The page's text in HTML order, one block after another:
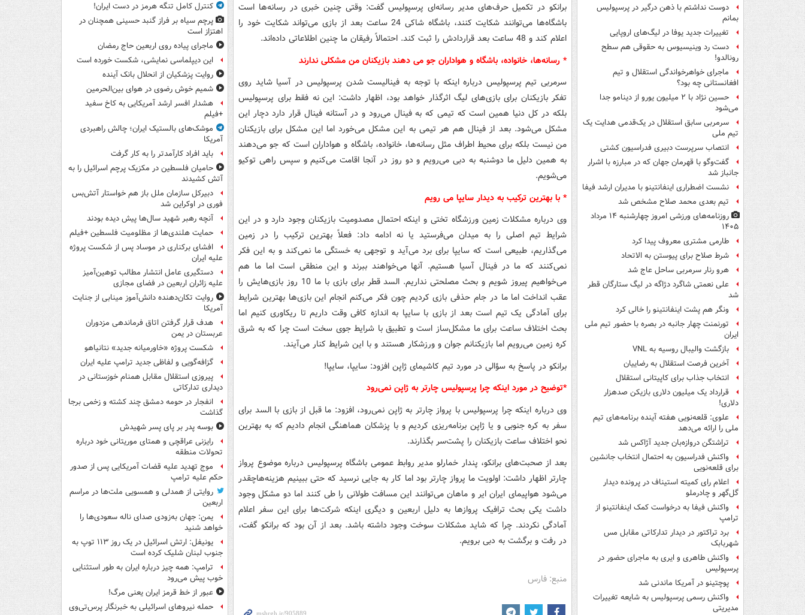
دوست نداشتم با ذهن درگیر در پرسپولیس
بمانم
تغییرات جدید یوفا در لیگ‌های اروپایی
دست رد وینیسیوس به حقوقی هم سطح
رونالدو!
ماجرای خواهرخواندگی استقلال و تیم
افغانستانی چه بود؟
حسین نژاد با ۲ میلیون یورو از دینامو جدا
می‌شود
سرمربی سابق استقلال در یک‌قدمی هدایت یک
تیم ملی
انتصاب سرپرست دبیری فدراسیون کشتی
گفت‌وگو با قهرمان جهان که در مبارزه با اشرار
جانباز شد
نشست اضطراری اینفانتینو با مدیران ارشد فیفا
تیم بعدی محمد صلاح مشخص شد
روزنامه‌های ورزشی امروز چهارشنبه ۱۴ مرداد
۱۴۰۵
طارمی مشتری معروف پیدا کرد
شرط صلاح برای پیوستن به الاتحاد
هرو رنار سرمربی ساحل عاج شد
علی نعمتی شاگرد دژاگه در لیگ ستارگان قطر
شد
ونگر هم پشت اینفانتینو را خالی کرد
تورنمنت چهار جانبه در بصره با حضور تیم ملی
ایران
بازگشت والیبال روسیه به VNL
آخرین فرصت استقلال به رضاییان
انتخاب جذاب برای کاپیتانی استقلال
قرارداد یک میلیون دلاری بازیکن صدهزار
دلاری!
علوی: قلعه‌نویی هفته آینده برنامه‌های تیم
ملی را ارائه می‌دهد
تراِشتگن دروازه‌بان جدید آژاکس شد
واکنش فدراسیون به احتمال انتخاب جانشین
برای قلعه‌نویی
اعلام رای کمیته استیناف در پرونده دیدار
گل‌گهر و چادرملو
واکنش فیفا به درخواست کمک اینفانتینو از
ترامپ
برد تراکتور در دیدار تدارکاتی مقابل مس
شهربابک
واکنش طاهری و ایری به ماجرای حضور در
پرسپولیس
پوچتینو در آمریکا ماندنی شد
واکنش رسمی پرسپولیس به شایعه تغییرات
مدیریتی
برانکو در تکمیل حرف‌های مدیر رسانه‌ای پرسپولیس گفت: وقتی چنین خبری در رسانه‌ها است
باشگاه‌ها می‌توانند شکایت کنند، باشگاه شاکی 24 ساعت بعد از بازی می‌تواند شکایت خود را
اعلام کند و 48 ساعت بعد قراردادش را ثبت کند. احتمالاً رفیقان ما چنین اطلاعاتی داده‌اند.
* رسانه‌ها، خانواده، باشگاه و هواداران جو می دهند بازیکنان من مشکلی ندارند
سرمربی تیم پرسپولیس درباره اینکه با توجه به فینالیست شدن پرسپولیس در آسیا شاید روی
تفکر بازیکنان برای بازی‌های لیگ اثرگذار خواهد بود، اظهار داشت: این نه فقط برای پرسپولیس
بلکه در کل دنیا همین است که تیمی که به فینال می‌رود و در آستانه فینال قرار دارد دچار این
مشکل می‌شود. بعد از فینال هم هر تیمی به این مشکل می‌خورد اما این مشکل برای بازیکنان
من نیست بلکه برای محیط اطراف مثل رسانه‌ها، خانواده، باشگاه و هواداران است که جو می‌دهند
به همین دلیل ما دوشنبه به دبی می‌رویم و دو روز در آنجا اقامت می‌کنیم و سپس راهی توکیو
می‌شویم.
* با بهترین ترکیب به دیدار سایپا می رویم
وی درباره مشکلات زمین ورزشگاه تختی و اینکه احتمال مصدومیت بازیکنان وجود دارد و در این
شرایط تیم اصلی را به میدان می‌فرستید یا نه ادامه داد: فعلاً بهترین ترکیب را در زمین
می‌گذاریم، طبیعی است که سایپا برای برد می‌آید و توجهی به خستگی ما نمی‌کند و به این فکر
نمی‌کنند که ما در فینال آسیا هستیم. آنها می‌خواهند ببرند و این منطقی است اما ما هم
می‌خواهیم پیروز شویم و بحث مصلحتی نداریم. السد قطر برای بازی با ما 10 روز بازی‌هایش را
عقب انداخت اما ما در جام حذفی بازی کردیم چون فکر می‌کنم انجام این بازی‌ها بهترین شرایط
برای آمادگی یک تیم است بعد از بازی با سایپا به اندازه کافی وقت داریم تا ریکاوری کنیم اما
بحث اختلاف ساعت برای ما مشکل‌ساز است و تطبیق با شرایط جوی سخت است چرا که به شرق
کره زمین می‌رویم اما بازیکنانم جوان و ورزشکار هستند و با این شرایط کنار می‌آیند.
برانکو در پاسخ به سؤالی در مورد تیم کاشیمای ژاپن افزود: سایپا، سایپا!
*توضیح در مورد اینکه چرا پرسپولیس چارتر به ژاپن نمی‌رود
وی درباره اینکه چرا پرسپولیس با پرواز چارتر به ژاپن نمی‌رود، افزود: ما قبل از بازی با السد برای
سفر به کره جنوبی و یا ژاپن برنامه‌ریزی کردیم و با پزشکان هماهنگی انجام دادیم که به بهترین
نحو اختلاف ساعت بازیکنان را پشت‌سر بگذارند.
بعد از صحبت‌های برانکو، پندار خمارلو مدیر روابط عمومی باشگاه پرسپولیس درباره موضوع پرواز
چارتر اظهار داشت: اولویت ما پرواز چارتر بود اما کار به جایی نرسید که حتی ببینیم هزینه‌هاچقدر
می‌شود هواپیمای ایران ایر و ماهان می‌توانند این مسافت طولانی را طی کنند اما دو مشکل وجود
داشت یکی بحث ترافیک پروازها به دلیل اربعین و دیگری اینکه شرکت‌ها برای این سفر اعلام
آمادگی نکردند. چرا که شاید مشکلات سوخت وجود داشته باشد. بعد از آن بود که برانکو گفت،
در رفت و برگشت به دبی برویم.
منبع: فارس
کنترل کامل تنگه هرمز در دست ایران!
پرچم سیاه بر فراز گنبد حسینی همچنان در
اهتزاز است
ماجرای پیاده روی اربعین حاج رمضان
این دیپلماسی نمایشی، شکست خورده است
روایت پزشکیان از انحلال بانک آینده
شمیم خوش رضوی در هوای بین‌الحرمین
هشدار افسر ارشد آمریکایی به کاخ سفید
+فیلم
موشک‌های بالستیک ایران؛ چالش راهبردی
آمریکا
باید افراد کارآمدتر را به کار گرفت
حامیان فلسطین در مکزیک پرچم اسرائیل را به
آتش کشیدند
دبیرکل سازمان ملل باز هم خواستار آتش‌بس
فوری در اوکراین شد
آنچه رهبر شهید سال‌ها پیش دیده بودند
حمایت هلندی‌ها از مظلومیت فلسطین +فیلم
افشای برکناری در موساد پس از شکست پروژه
علیه ایران
دستگیری عامل انتشار مطالب توهین‌آمیز
علیه زائران اربعین در فضای مجازی
روایت تکان‌دهنده دانش‌آموز مینابی از جنایت
آمریکا
هدف قرار گرفتن اتاق‌ فرماندهی مزدوران
عربستان در یمن
شکست پروژه «خاورمیانه جدید» نتانیاهو
گزافه‌گویی و لفاظی جدید ترامپ علیه ایران
پیروزی استقلال مقابل همنام خوزستانی در
دیداری تدارکاتی
انفجار در حومه دمشق چند کشته و زخمی برجا
گذاشت
بوسه‌ پدر بر پای پسر شهیدش
رایزنی عراقچی و همتای موریتانی خود درباره
تحولات منطقه
موج تهدید علیه قضات آمریکایی پس از صدور
حکم علیه ترامپ
روایتی از همدلی و همسویی ملت‌ها در مراسم
اربعین
یمن: جهان به‌زودی صدای ناله سعودی‌ها را
خواهد شنید
یونیفل: ارتش اسرائیل در یک روز ۱۱۳ توپ به
جنوب لبنان شلیک کرده است
ترامپ: همه چیز درباره ایران به طور استثنایی
خوب پیش می‌رود
عبور از خط قرمز ایران یعنی مرگ!
حمله نیروهای اسرائیلی به خبرنگار پرس‌تی‌وی